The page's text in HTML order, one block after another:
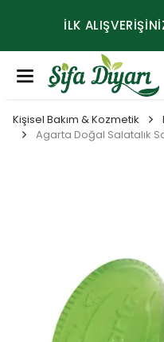
İLK
Kişisel Bakım & Kozmetik
Agarta Doğal Salatalık